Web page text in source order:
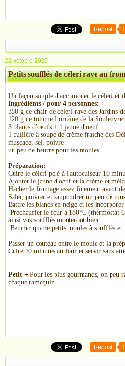
Repost
22 octobre 2020
Petits soufflés de céleri rave au
Un façon simple d'accomoder le céleri et
Ingrédients / pour 4 personnes:
350 g de chair de céleri-rave des Jardins
120 g de tomme Lorraine de la Souleuvre
3 blancs d'oeufs + 1 jaune d'oeuf
1 cuillère à soupe de crème fraiche des
muscade, sel, poivre
un peu de beurre pour les moules
Préparation:
Cuire le céleri pelé à l'autocuiseur 10
Ajouter le jaune d'oeuf et la crème et
Hacher le fromage assez finement avant
Saler, poivrer et saupoudrer un peu de
Battre les blancs en neige et les
Préchauffer le four à 180°C
ainsi vos soufflés monteront bien
Beurrer quatre petits moules à soufflés
Passer un couteau entre le moule et la
Cuire 20 minutes au four et servir sans
Petit + Pour les plus gourmands, on peu
chaque ramequin...
Repost